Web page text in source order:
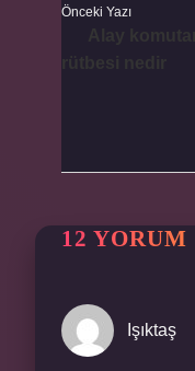
Önceki Yazı
12 YORUM
Işıktaş